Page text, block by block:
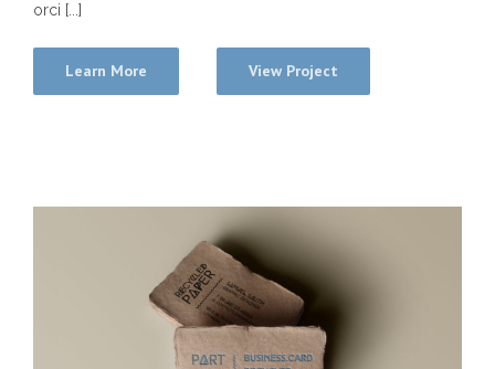
orci [...]
Learn More View Project